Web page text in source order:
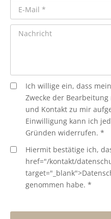
Ich willige ein, dass
Zwecke der
und Kontakt zu mir
Einwilligung kann ich
Gründen widerrufen. *
Hiermit bestätige ich,
href="/kontakt/
genommen habe. *